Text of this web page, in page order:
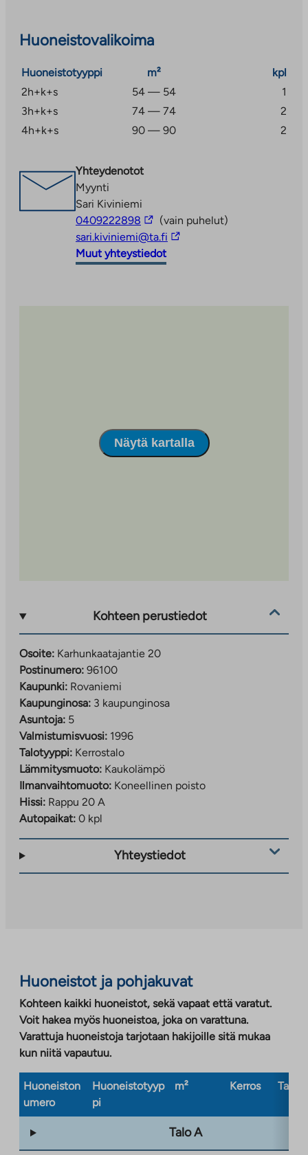
Huoneistovalikoima
Huoneistotyyppi m²
kpl
2h+k+s
54 — 54
1
3h+k+s
74 — 74
2
4h+k+s
90 — 90 2
Yhteydenotot
Myynti
Sari Kiviniemi
0409222898 Linkki
vie
ulkopuoliseen
palveluun
(vain puhelut)
sari.kiviniemi@ta.fi Linkki
Muut yhteystiedot
Näytä kartalla
Kohteen perustiedot
Osoite: Karhunkaatajantie 20
Postinumero: 96100
Kaupunki: Rovaniemi
Kaupunginosa: 3 kaupunginosa
Asuntoja: 5
Valmistumisvuosi: 1996
Talotyyppi: Kerrostalo
Lämmitysmuoto: Kaukolämpö
Ilmanvaihtomuoto: Koneellinen poisto
Hissi: Rappu 20 A
Autopaikat: 0 kpl
Yhteystiedot
Huoneistot ja pohjakuvat
Kohteen kaikki huoneistot, sekä vapaat että varatut.
Voit hakea myös huoneistoa, joka on varattuna.
Varattuja huoneistoja tarjotaan hakijoille sitä mukaa
kun niitä vapautuu.
Huoneiston
umero
Huoneistotyyp
pi
m² Kerros
Talo A